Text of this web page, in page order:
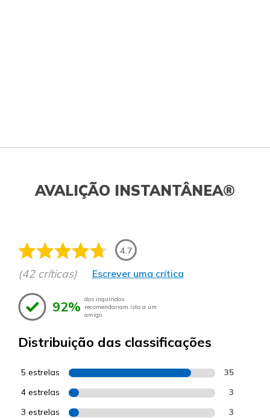
AVALIÇÃO INSTANTÂNEA®
4.7
(42 críticas) Escrever uma crítica
92% dos inquiridos
recomendariam isto a um
amigo.
Distribuição das classificações
5 estrelas 35
4 estrelas 3
3 estrelas 3